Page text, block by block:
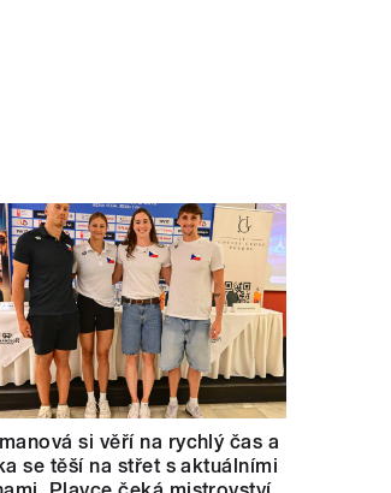
si věří na rychlý čas a
se těší na střet s aktuálními